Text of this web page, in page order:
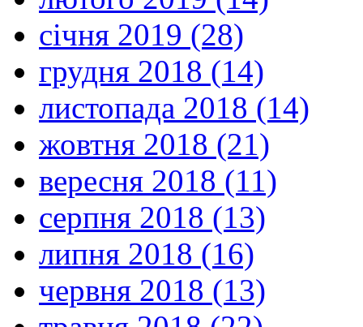
січня 2019 (28)
грудня 2018 (14)
листопада 2018 (14)
жовтня 2018 (21)
вересня 2018 (11)
серпня 2018 (13)
липня 2018 (16)
червня 2018 (13)